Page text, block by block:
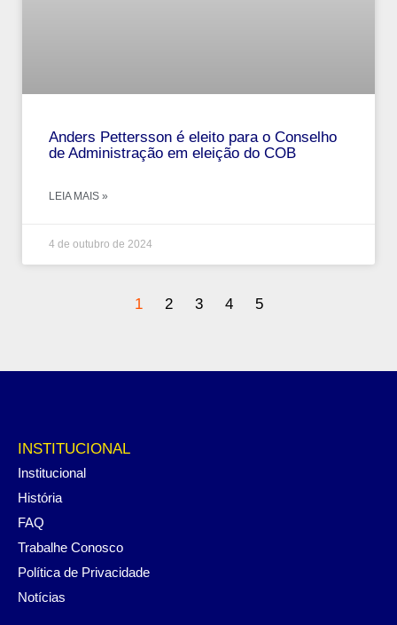
Anders Pettersson é eleito para o Conselho
de Administração em eleição do COB
LEIA MAIS »
4 de outubro de 2024
1 2 3 4 5
INSTITUCIONAL
Institucional
História
FAQ
Trabalhe Conosco
Política de Privacidade
Notícias